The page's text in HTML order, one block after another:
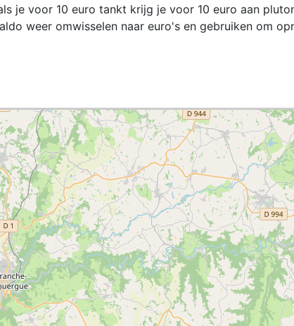
je voor 10 euro tankt krijg je voor 10 euro aan
weer omwisselen naar euro's en gebruiken om